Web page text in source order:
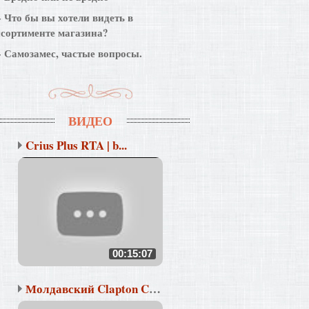
Что бы вы хотели видеть в
магазина?
Самозамес, частые вопросы.
ВИДЕО
Crius Plus RTA | b...
00:15:07
Молдавский Clapton Coi...